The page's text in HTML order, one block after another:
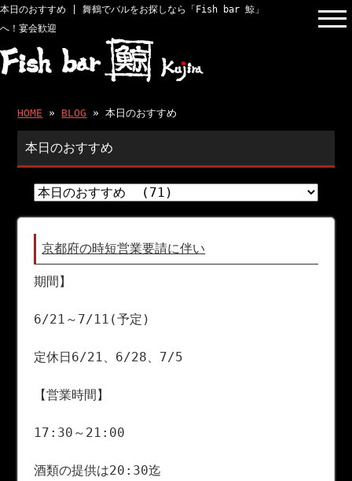
本日のおすすめ | 舞鶴でバルをお探しなら「Fish bar 鯨」
へ！宴会歓迎
HOME » BLOG » 本日のおすすめ
本日のおすすめ
京都府の時短営業要請に伴い
期間】
6/21～7/11(予定)
定休日6/21、6/28、7/5
【営業時間】
17:30～21:00
酒類の提供は20:30迄